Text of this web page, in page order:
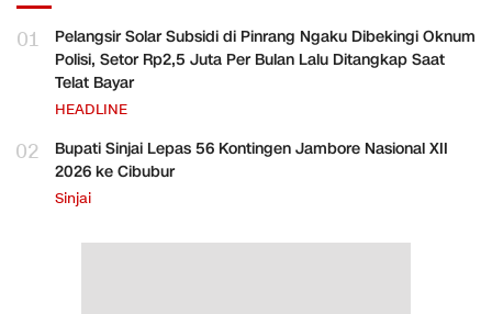
01
Pelangsir Solar Subsidi di Pinrang Ngaku Dibekingi Oknum
Polisi, Setor Rp2,5 Juta Per Bulan Lalu Ditangkap Saat
Telat Bayar
HEADLINE
02
Bupati Sinjai Lepas 56 Kontingen Jambore Nasional XII
2026 ke Cibubur
Sinjai